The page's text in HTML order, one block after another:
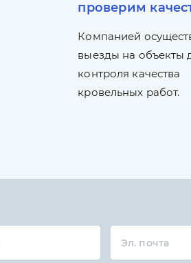
проверим
Компанией
выезды на объекты
контроля качества
кровельных работ.
Эл. почта